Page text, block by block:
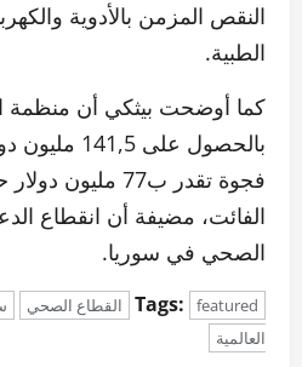
النقص المزمن بالأدوية
الطبية.
كما أوضحت بيثكي أن منظمة
بالحصول على
فجوة تقدر ب77
الفائت، مضيفة أن انقطاع
الصحي في سوريا.
Tags: featured القطاع الصحي
العالمية